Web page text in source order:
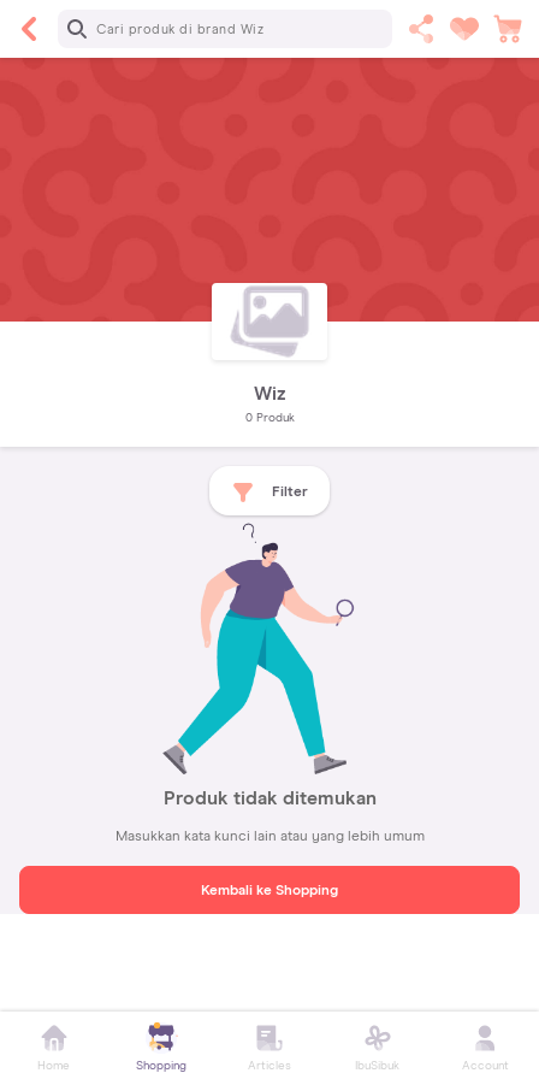
Wiz
0Produk
Filter
Produk tidak ditemukan
Masukkan kata kunci lain atau yang lebih umum
Kembali ke Shopping
Home Shopping Articles IbuSibuk Account